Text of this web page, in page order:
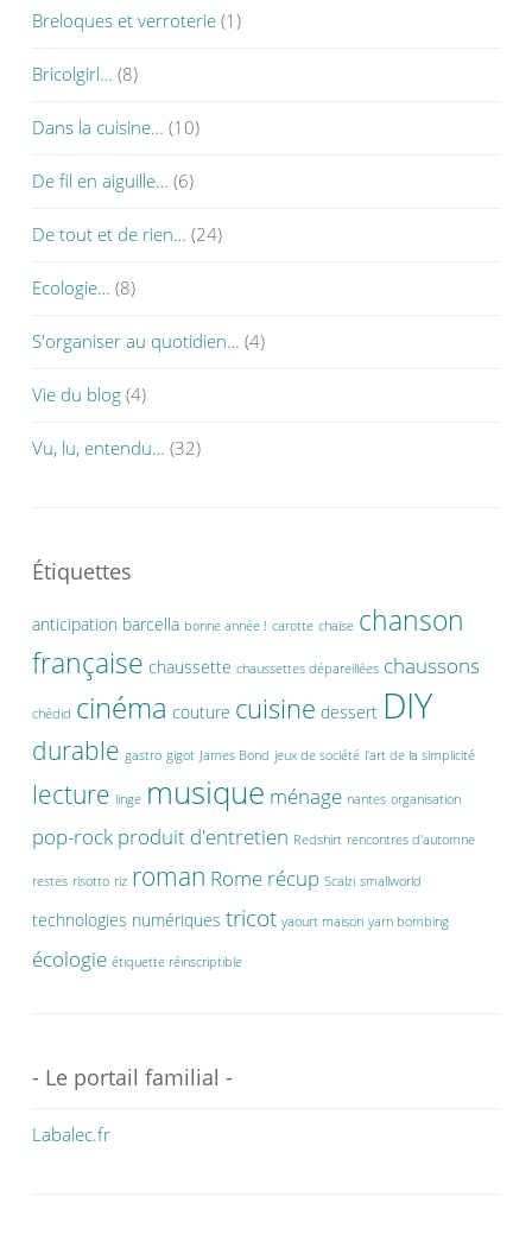
Breloques et verroterie (1)
Bricolgirl… (8)
Dans la cuisine… (10)
De fil en aiguille… (6)
De tout et de rien… (24)
Ecologie… (8)
S'organiser au quotidien… (4)
Vie du blog (4)
Vu, lu, entendu… (32)
Étiquettes
anticipation barcella bonne année ! carotte chaise chanson
française chaussette chaussettes dépareillées chaussons
chédid cinéma couture cuisine dessert DIY
durable gastro gigot James Bond jeux de société l'art de la simplicité
lecture linge musique ménage nantes organisation
pop-rock produit d'entretien Redshirt rencontres d'automne
restes risotto riz roman Rome récup Scalzi smallworld
technologies numériques tricot yaourt maison yarn bombing
écologie étiquette réinscriptible
- Le portail familial -
Labalec.fr